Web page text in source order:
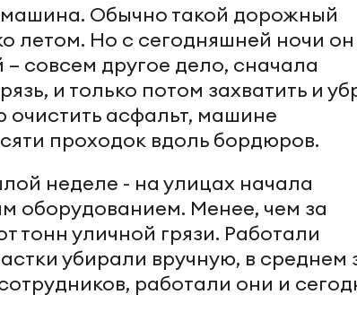
Обычно такой дорожный
летом. Но с сегодняшней ночи он
совсем другое дело, сначала
и только потом захватить и
очистить асфальт, машине
проходок вдоль бордюров.
неделе - на улицах начала
оборудованием. Менее, чем за
тонн уличной грязи. Работали
убирали вручную, в среднем
работали они и